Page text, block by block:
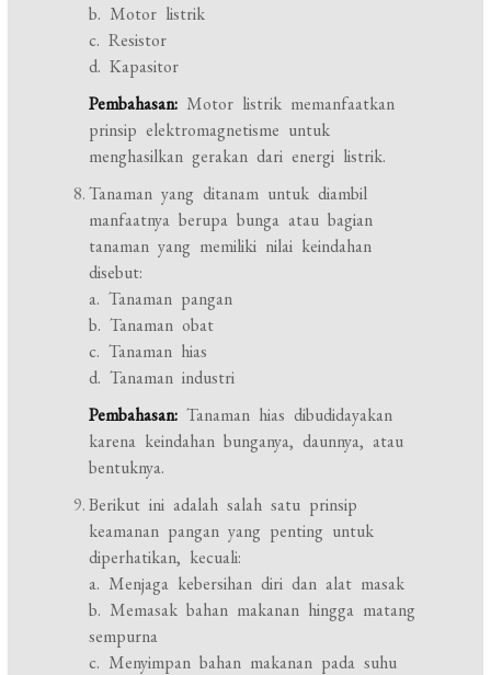
b. Motor listrik
c. Resistor
d. Kapasitor
Pembahasan: Motor listrik memanfaatkan
prinsip elektromagnetisme untuk
menghasilkan gerakan dari energi listrik.
Tanaman yang ditanam untuk diambil
manfaatnya berupa bunga atau bagian
tanaman yang memiliki nilai keindahan
disebut:
a. Tanaman pangan
b. Tanaman obat
c. Tanaman hias
d. Tanaman industri
Pembahasan: Tanaman hias dibudidayakan
karena keindahan bunganya, daunnya, atau
bentuknya.
Berikut ini adalah salah satu prinsip
keamanan pangan yang penting untuk
diperhatikan, kecuali:
a. Menjaga kebersihan diri dan alat masak
b. Memasak bahan makanan hingga matang
sempurna
c. Menyimpan bahan makanan pada suhu